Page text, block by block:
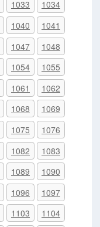
1033
1034
1040
1041
1047
1048
1054
1055
1061
1062
1068
1069
1075
1076
1082
1083
1089
1090
1096
1097
1103
1104